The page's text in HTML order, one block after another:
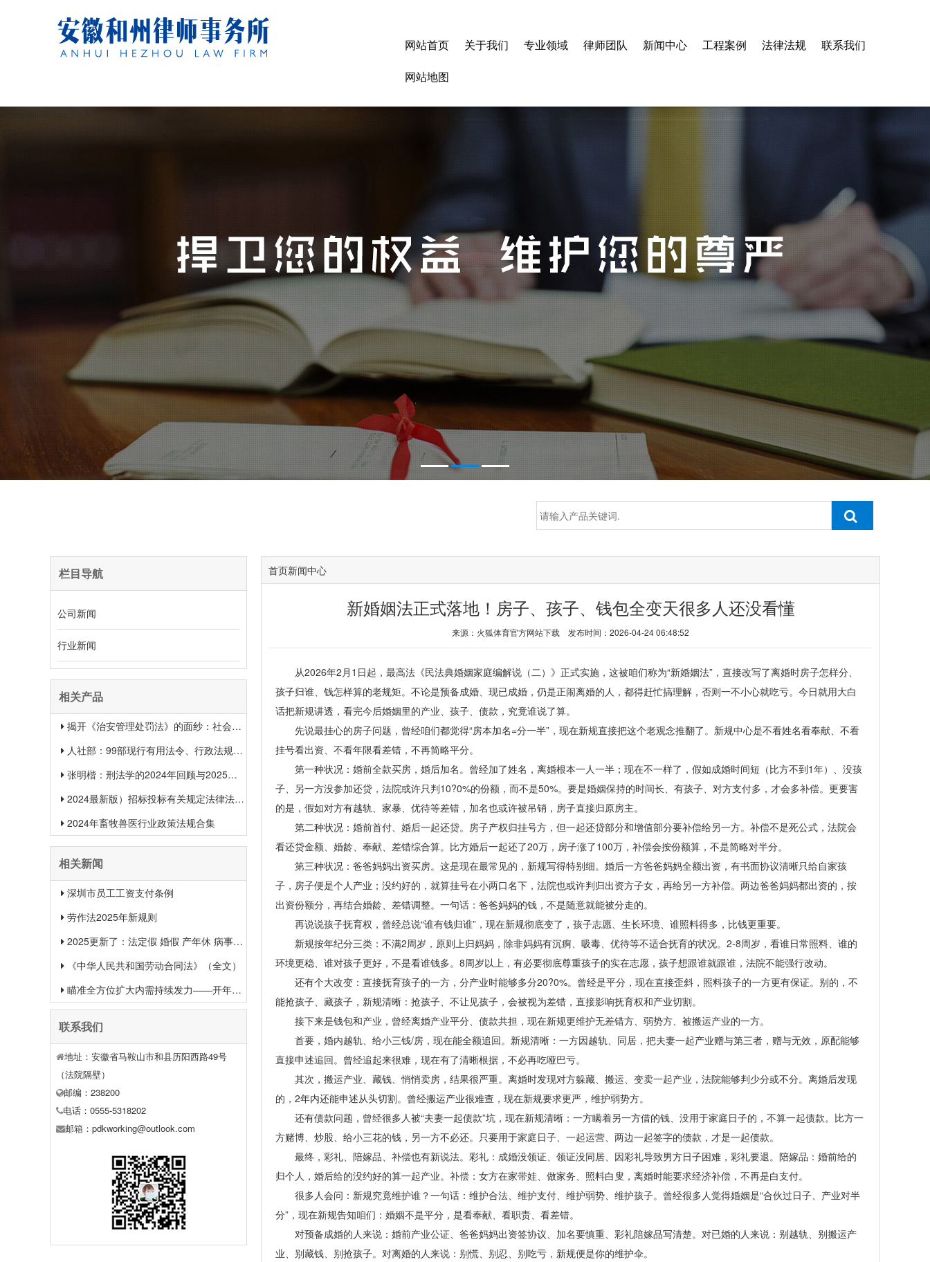
网站首页 关于我们 专业领域 律师团队 新闻中心 工程案例 法律法规
联系我们
网站地图
栏目导航
公司新闻
行业新闻
相关产品
揭开《治安管理处罚法》的面纱：社会治安权威指南
人社部：99部现行有用法令、行政法规、规章汇总（2025年1月更新）
张明楷：刑法学的2024年回顾与2025年展望
2024最新版）招标投标有关规定法律法规汇总＋适用范围 【收藏】
2024年畜牧兽医行业政策法规合集
相关新闻
深圳市员工工资支付条例
劳作法2025年新规则
2025更新了：法定假 婚假 产年休 病事假等26类规定和待遇一览
《中华人民共和国劳动合同法》（全文）
瞄准全方位扩大内需持续发力——开年中国经济一线观察之一
联系我们
地址：安徽省马鞍山市和县历阳西路49号
（法院隔壁）
邮编：238200
电话：0555-5318202
邮箱：pdkworking@outlook.com
首页新闻中心
新婚姻法正式落地！房子、孩子、钱包全变天很多人还没看懂
来源： 火狐体育官方网站下载 发布时间：2026-04-24 06:48:52
从2026年2月1日起，最高法《民法典婚姻家庭编解说（二）》正式实施，这被咱们称为“新婚姻法”，直接改写了离婚时房子怎样分、
孩子归谁、钱怎样算的老规矩。不论是预备成婚、现已成婚，仍是正闹离婚的人，都得赶忙搞理解，否则一不小心就吃亏。今日就用大白
话把新规讲透，看完今后婚姻里的产业、孩子、债款，究竟谁说了算。
先说最挂心的房子问题，曾经咱们都觉得“房本加名=分一半”，现在新规直接把这个老观念推翻了。新规中心是不看姓名看奉献、不看
挂号看出资、不看年限看差错，不再简略平分。
第一种状况：婚前全款买房，婚后加名。曾经加了姓名，离婚根本一人一半；现在不一样了，假如成婚时间短（比方不到1年）、没孩
子、另一方没参加还贷，法院或许只判10?0%的份额，而不是50%。要是婚姻保持的时间长、有孩子、对方支付多，才会多补偿。更要害
的是，假如对方有越轨、家暴、优待等差错，加名也或许被吊销，房子直接归原房主。
第二种状况：婚前首付、婚后一起还贷。房子产权归挂号方，但一起还贷部分和增值部分要补偿给另一方。补偿不是死公式，法院会
看还贷金额、婚龄、奉献、差错综合算。比方婚后一起还了20万，房子涨了100万，补偿会按份额算，不是简略对半分。
第三种状况：爸爸妈妈出资买房。这是现在最常见的，新规写得特别细。婚后一方爸爸妈妈全额出资，有书面协议清晰只给自家孩
子，房子便是个人产业；没约好的，就算挂号在小两口名下，法院也或许判归出资方子女，再给另一方补偿。两边爸爸妈妈都出资的，按
出资份额分，再结合婚龄、差错调整。一句话：爸爸妈妈的钱，不是随意就能被分走的。
再说说孩子抚育权，曾经总说“谁有钱归谁”，现在新规彻底变了，孩子志愿、生长环境、谁照料得多，比钱更重要。
新规按年纪分三类：不满2周岁，原则上归妈妈，除非妈妈有沉痾、吸毒、优待等不适合抚育的状况。2-8周岁，看谁日常照料、谁的
环境更稳、谁对孩子更好，不是看谁钱多。8周岁以上，有必要彻底尊重孩子的实在志愿，孩子想跟谁就跟谁，法院不能强行改动。
还有个大改变：直接抚育孩子的一方，分产业时能够多分20?0%。曾经是平分，现在直接歪斜，照料孩子的一方更有保证。别的，不
能抢孩子、藏孩子，新规清晰：抢孩子、不让见孩子，会被视为差错，直接影响抚育权和产业切割。
接下来是钱包和产业，曾经离婚产业平分、债款共担，现在新规更维护无差错方、弱势方、被搬运产业的一方。
首要，婚内越轨、给小三钱/房，现在能全额追回。新规清晰：一方因越轨、同居，把夫妻一起产业赠与第三者，赠与无效，原配能够
直接申述追回。曾经追起来很难，现在有了清晰根据，不必再吃哑巴亏。
其次，搬运产业、藏钱、悄悄卖房，结果很严重。离婚时发现对方躲藏、搬运、变卖一起产业，法院能够判少分或不分。离婚后发现
的，2年内还能申述从头切割。曾经搬运产业很难查，现在新规要求更严，维护弱势方。
还有债款问题，曾经很多人被“夫妻一起债款”坑，现在新规清晰：一方瞒着另一方借的钱、没用于家庭日子的，不算一起债款。比方一
方赌博、炒股、给小三花的钱，另一方不必还。只要用于家庭日子、一起运营、两边一起签字的债款，才是一起债款。
最终，彩礼、陪嫁品、补偿也有新说法。彩礼：成婚没领证、领证没同居、因彩礼导致男方日子困难，彩礼要退。陪嫁品：婚前给的
归个人，婚后给的没约好的算一起产业。补偿：女方在家带娃、做家务、照料白叟，离婚时能要求经济补偿，不再是白支付。
很多人会问：新规究竟维护谁？一句话：维护合法、维护支付、维护弱势、维护孩子。曾经很多人觉得婚姻是“合伙过日子、产业对半
分”，现在新规告知咱们：婚姻不是平分，是看奉献、看职责、看差错。
对预备成婚的人来说：婚前产业公证、爸爸妈妈出资签协议、加名要慎重、彩礼陪嫁品写清楚。对已婚的人来说：别越轨、别搬运产
业、别藏钱、别抢孩子。对离婚的人来说：别慌、别忍、别吃亏，新规便是你的维护伞。